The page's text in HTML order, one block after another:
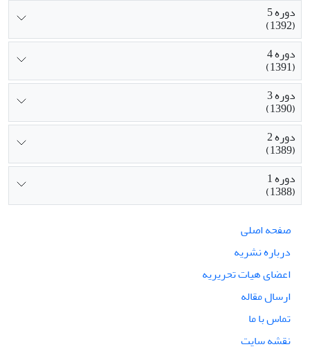
دوره 5
(1392)
دوره 4
(1391)
دوره 3
(1390)
دوره 2
(1389)
دوره 1
(1388)
صفحه اصلی
درباره نشریه
اعضای هیات تحریریه
ارسال مقاله
تماس با ما
نقشه سایت